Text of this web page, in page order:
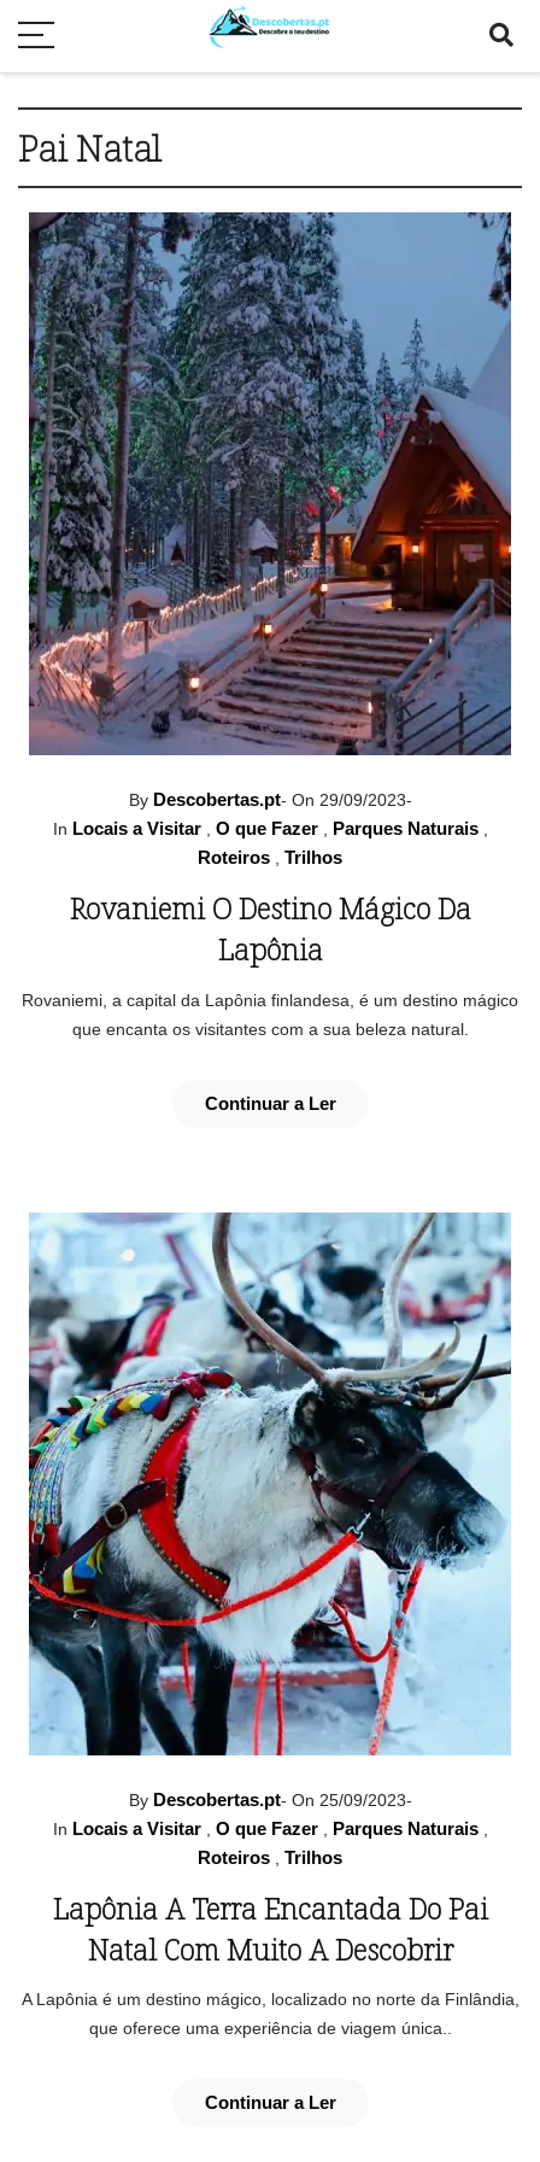
Pai Natal
By Descobertas.pt- On 29/09/2023-
In Locais a Visitar, O que Fazer, Parques Naturais,
Roteiros Trilhos
Rovaniemi O Destino Mágico Da
Lapônia
Rovaniemi, a capital da Lapônia finlandesa, é um destino mágico
que encanta os visitantes com a sua beleza natural.
Continuar a Ler
By Descobertas.pt- On 25/09/2023-
In Locais a Visitar, O que Fazer, Parques Naturais,
Roteiros Trilhos
Lapônia A Terra Encantada Do Pai
Natal Com Muito A Descobrir
A Lapônia é um destino mágico, localizado no norte da Finlândia,
que oferece uma experiência de viagem única..
Continuar a Ler